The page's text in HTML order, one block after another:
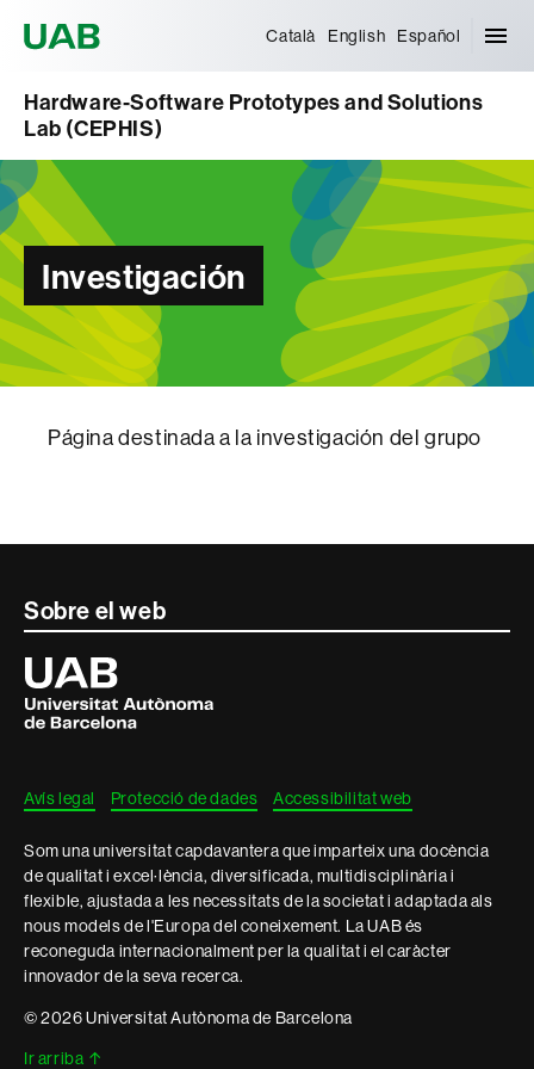
Català English Español
Hardware-Software Prototypes and Solutions
Lab (CEPHIS)
Investigación
Página destinada a la investigación del grupo
Contacte
informació
legal
Sobre el web
Universitat
Autònoma
de
Barcelona
Avís legal Protecció de dades Accessibilitat web
Som una universitat capdavantera que imparteix una docència
de qualitat i excel·lència, diversificada, multidisciplinària i
flexible, ajustada a les necessitats de la societat i adaptada als
nous models de l'Europa del coneixement. La UAB és
reconeguda internacionalment per la qualitat i el caràcter
innovador de la seva recerca.
© 2026 Universitat Autònoma de Barcelona
Ir arriba ↑